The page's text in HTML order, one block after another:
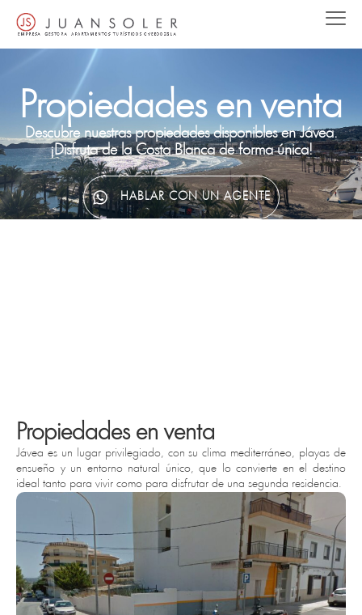
Propiedades en venta
Descubre nuestras propiedades disponibles en Jávea.
¡Disfruta de la Costa Blanca de forma única!
HABLAR CON UN AGENTE
Propiedades en venta
Jávea es un lugar privilegiado, con su clima mediterráneo, playas de
ensueño y un entorno natural único, que lo convierte en el destino
ideal tanto para vivir como para disfrutar de una segunda residencia.